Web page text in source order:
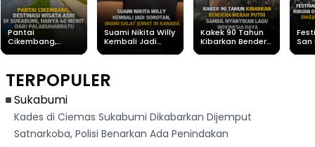
Pantai
Cikembang,
Dari
Palabuhanratu
Suami Nikita Willy
Kembali Jadi
Kakek 90 Tahun
Kibarkan Bendera
San
TERPOPULER
Sukabumi
Kades di Ciemas Sukabumi Dikabarkan Dijemput
Satnarkoba, Polisi Benarkan Ada Penindakan